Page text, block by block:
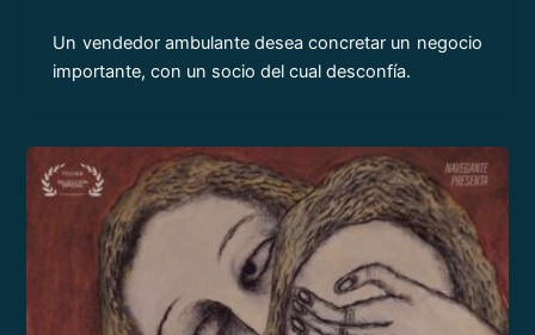
Un vendedor ambulante desea concretar un negocio
importante, con un socio del cual desconfía.